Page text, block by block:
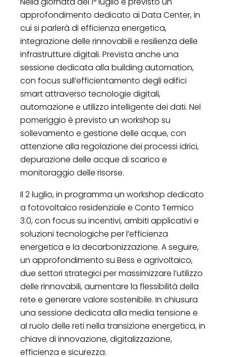
approfondimento dedicato ai Data Center, in
cui si parlerà di efficienza energetica,
integrazione delle rinnovabili e resilienza delle
infrastrutture digitali. Prevista anche una
sessione dedicata alla building automation,
con focus sull’efficientamento degli edifici
smart attraverso tecnologie digitali,
automazione e utilizzo intelligente dei dati. Nel
pomeriggio è previsto un workshop su
sollevamento e gestione delle acque, con
attenzione alla regolazione dei processi idrici,
depurazione delle acque di scarico e
monitoraggio delle risorse.
Il 2 luglio, in programma un workshop dedicato
a fotovoltaico residenziale e Conto Termico
3.0, con focus su incentivi, ambiti applicativi e
soluzioni tecnologiche per l’efficienza
energetica e la decarbonizzazione. A seguire,
un approfondimento su Bess e agrivoltaico,
due settori strategici per massimizzare l’utilizzo
delle rinnovabili, aumentare la flessibilità della
rete e generare valore sostenibile. In chiusura
una sessione dedicata alla media tensione e
al ruolo delle reti nella transizione energetica, in
chiave di innovazione, digitalizzazione,
efficienza e sicurezza.